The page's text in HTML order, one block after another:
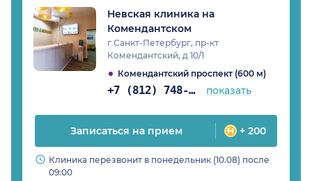
Невская клиника на
Комендантском
г Санкт-Петербург, пр-кт
Комендантский, д 10/1
Комендантский проспект (600 м)
+7 (812) 748-33-96 показать
Записаться на прием + 200
Клиника перезвонит в понедельник (10.08) после
09:00